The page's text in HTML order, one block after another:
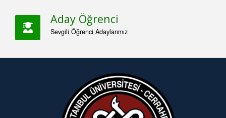
Aday Öğrenci
Sevgili Öğrenci Adaylarımız